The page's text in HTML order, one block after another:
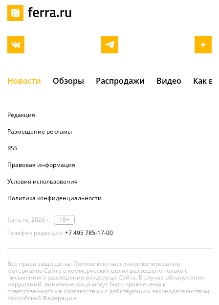
Новости Обзоры Распродажи Видео Как
Редакция
Размещение рекламы
RSS
Правовая информация
Условия использования
Политика конфиденциальности
ferra.ru, 2026 г.
18+
Телефон редакции: +7 495 785-17-00
Все права защищены. Полное или частичное копирование
материалов Сайта в коммерческих целях разрешено только с
письменного разрешения владельца Сайта. В случае обнаружения
нарушений, виновные лица могут быть привлечены к
ответственности в соответствии с действующим законодательством
Российской Федерации.